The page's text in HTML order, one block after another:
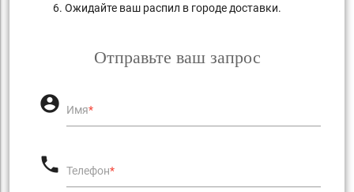
Ожидайте ваш распил в городе доставки.
Отправьте ваш запрос
account_circle Имя*
phone Телефон*